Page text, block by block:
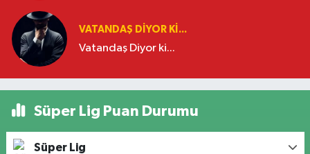
VATANDAŞ DIYOR KI...
Vatandaş Diyor ki...
Süper Lig Puan Durumu
Süper Lig